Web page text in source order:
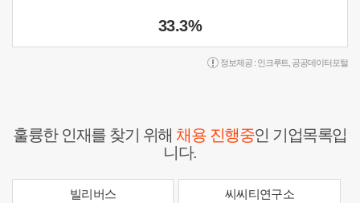
33.3%
정보제공 : 인크루트 공공데이터포털
훌륭한 인재를 찾기 위해채용 진행중인 기업목록입
니다.
빌리버스 씨씨티연구소